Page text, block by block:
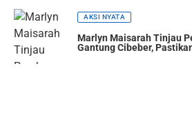
AKSI NYATA
Marlyn Maisarah Tinjau
Gantung Cibeber,